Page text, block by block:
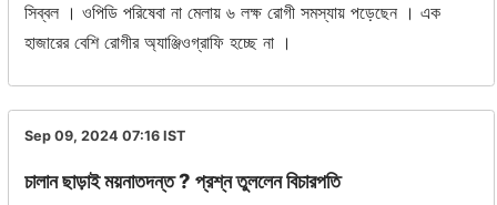
সিব্বল । ওপিডি পরিষেবা না মেলায় ৬ লক্ষ রোগী সমস্যায় পড়েছেন । এক
হাজারের বেশি রোগীর অ্যাঞ্জিওগ্রাফি হচ্ছে না ।
Sep 09, 2024 07:16 IST
চালান ছাড়াই ময়নাতদন্ত ? প্রশ্ন তুললেন বিচারপতি